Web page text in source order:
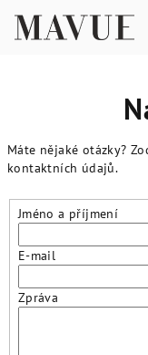
obsah
Máte nějaké otázky?
kontaktních údajů.
Jméno a příjmení
E-mail
Zpráva